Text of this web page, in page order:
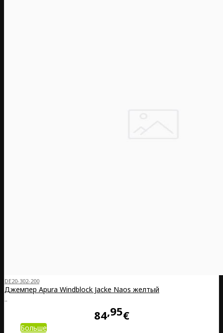
DE20-302-200
Джемпер Apura Windblock Jacke Naos желтый
..
84 95€
Больше